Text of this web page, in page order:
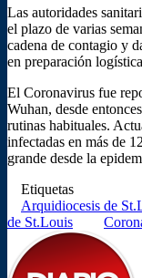
Las autoridades
el plazo de varias
cadena de contagio y
en preparación
El Coronavirus fue
Wuhan, desde
rutinas habituales.
infectadas en más de
grande desde la
Etiquetas
Arquidiocesis de
de St.Louis